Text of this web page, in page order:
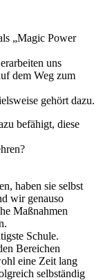
„Magic Power
uns
dem Weg zum
gehört dazu.
befähigt, diese
haben sie selbst
wir genauso
Maßnahmen
Schule.
Bereichen
eine Zeit lang
selbständig